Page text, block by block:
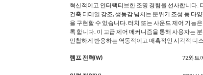
혁신적이고 인터랙티브한 조명 경험을 선사합니다.
건축 디테일 강조, 생동감 넘치는 분위기 조성 등 다
을 구현할 수 있습니다. 터치 또는 사운드 제어 기능
록 합니다. 이 고급 제어 메커니즘을 통해 사용자는
민첩하게 반응하는 역동적이고 매혹적인 시각적 디
램프 전력(W) 72와트